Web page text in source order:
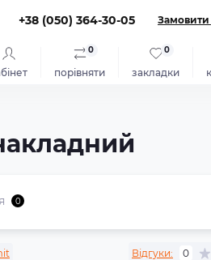
+38 (050) 364-30-05 Замовити
порівняти
0
закладки
0
0
Відгуки: 0